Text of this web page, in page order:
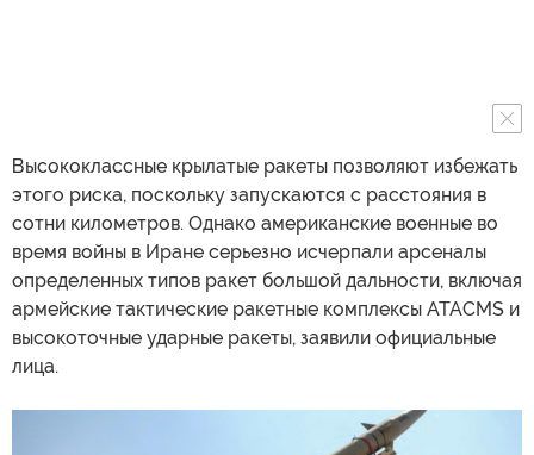
Высококлассные крылатые ракеты позволяют избежать
этого риска, поскольку запускаются с расстояния в
сотни километров. Однако американские военные во
время войны в Иране серьезно исчерпали арсеналы
определенных типов ракет большой дальности, включая
армейские тактические ракетные комплексы ATACMS и
высокоточные ударные ракеты, заявили официальные
лица.